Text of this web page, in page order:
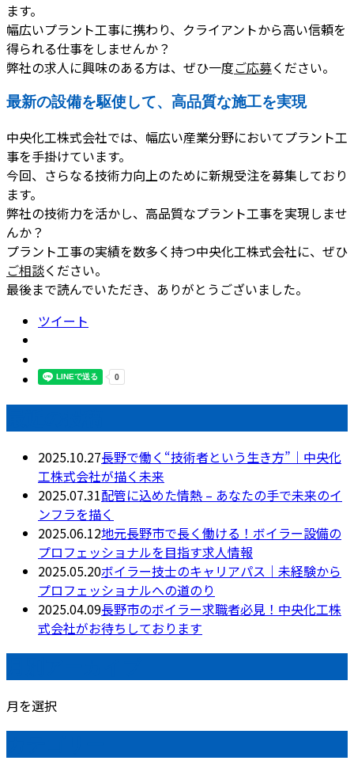
ます。
幅広いプラント工事に携わり、クライアントから高い信頼を
得られる仕事をしませんか？
弊社の求人に興味のある方は、ぜひ一度ご応募ください。
最新の設備を駆使して、高品質な施工を実現
中央化工株式会社では、幅広い産業分野においてプラント工
事を手掛けています。
今回、さらなる技術力向上のために新規受注を募集しており
ます。
弊社の技術力を活かし、高品質なプラント工事を実現しませ
んか？
プラント工事の実績を数多く持つ中央化工株式会社に、ぜひ
ご相談ください。
最後まで読んでいただき、ありがとうございました。
ツイート
2025.10.27長野で働く“技術者という生き方”｜中央化
工株式会社が描く未来
2025.07.31配管に込めた情熱 – あなたの手で未来のイ
ンフラを描く
2025.06.12地元長野市で長く働ける！ボイラー設備の
プロフェッショナルを目指す求人情報
2025.05.20ボイラー技士のキャリアパス｜未経験から
プロフェッショナルへの道のり
2025.04.09長野市のボイラー求職者必見！中央化工株
式会社がお待ちしております
月を選択